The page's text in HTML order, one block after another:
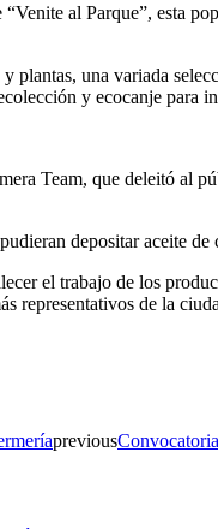
al Parque”, esta
una variada
y ecocanje para
Team, que deleitó
depositar aceite
el trabajo de los
representativos de la
previous